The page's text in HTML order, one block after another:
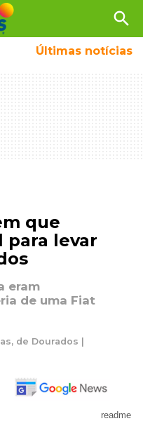
search
Últimas notícias
que
para levar
eram
de uma Fiat
de Dourados |
readme